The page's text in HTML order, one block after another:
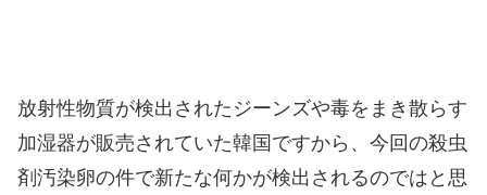
放射性物質が検出されたジーンズや毒をまき散らす
加湿器が販売されていた韓国ですから、今回の殺虫
剤汚染卵の件で新たな何かが検出されるのではと思